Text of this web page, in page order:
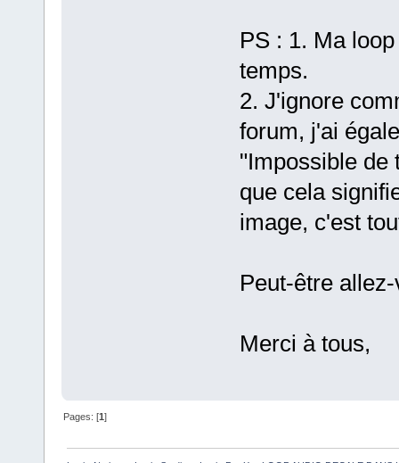
PS : 1. Ma
temps.
2. J'ignore
forum, j'ai
"Impossible de
que cela
image, c'est
Peut-être
Merci à tous,
Pages: [1]